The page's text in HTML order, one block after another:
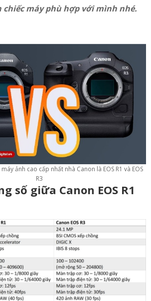
chiếc máy phù hợp với mình nhé.
ảnh cao cấp nhất nhà Canon là EOS R1 và EOS
R3
số giữa Canon EOS R1